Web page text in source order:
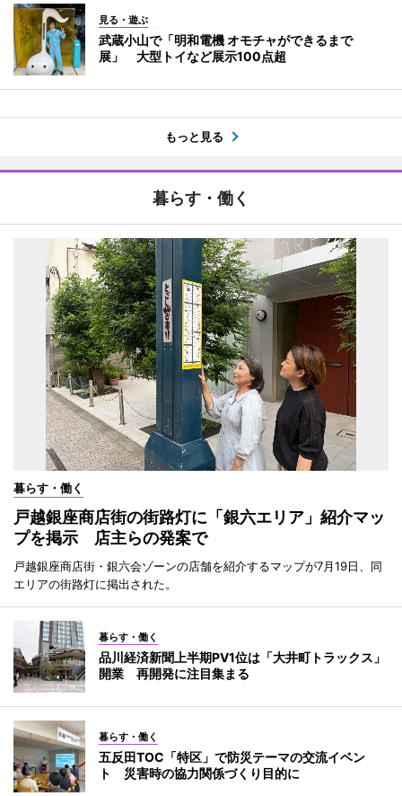
見る・遊ぶ
武蔵小山で「明和電機 オモチャができるまで
展」 大型トイなど展示100点超
もっと見る
暮らす・働く
暮らす・働く
戸越銀座商店街の街路灯に「銀六エリア」紹介マッ
プを掲示 店主らの発案で
戸越銀座商店街・銀六会ゾーンの店舗を紹介するマップが7月19日、同
エリアの街路灯に掲出された。
暮らす・働く
品川経済新聞上半期PV1位は「大井町トラックス」
開業 再開発に注目集まる
暮らす・働く
五反田TOC「特区」で防災テーマの交流イベン
ト 災害時の協力関係づくり目的に